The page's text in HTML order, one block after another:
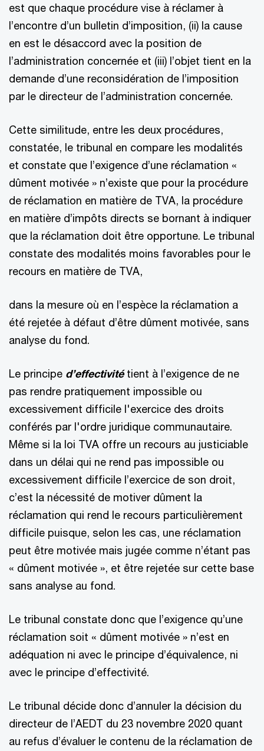
est que chaque procédure vise à réclamer à
l’encontre d’un bulletin d’imposition, (ii) la cause
en est le désaccord avec la position de
l’administration concernée et (iii) l’objet tient en la
demande d’une reconsidération de l’imposition
par le directeur de l’administration concernée.
Cette similitude, entre les deux procédures,
constatée, le tribunal en compare les modalités
et constate que l’exigence d’une réclamation «
dûment motivée » n’existe que pour la procédure
de réclamation en matière de TVA, la procédure
en matière d’impôts directs se bornant à indiquer
que la réclamation doit être opportune. Le tribunal
constate des modalités moins favorables pour le
recours en matière de TVA,
dans la mesure où en l’espèce la réclamation a
été rejetée à défaut d’être dûment motivée, sans
analyse du fond.
Le principe d’effectivitétient à l’exigence de ne
pas rendre pratiquement impossible ou
excessivement difficile l'exercice des droits
conférés par l'ordre juridique communautaire.
Même si la loi TVA offre un recours au justiciable
dans un délai qui ne rend pas impossible ou
excessivement difficile l’exercice de son droit,
c’est la nécessité de motiver dûment la
réclamation qui rend le recours particulièrement
difficile puisque, selon les cas, une réclamation
peut être motivée mais jugée comme n’étant pas
« dûment motivée », et être rejetée sur cette base
sans analyse au fond.
Le tribunal constate donc que l’exigence qu’une
réclamation soit « dûment motivée » n’est en
adéquation ni avec le principe d’équivalence, ni
avec le principe d’effectivité.
Le tribunal décide donc d’annuler la décision du
directeur de l’AEDT du 23 novembre 2020 quant
au refus d’évaluer le contenu de la réclamation de